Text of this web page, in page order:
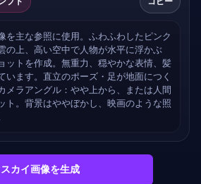
を主な参照に使用。ふわふわしたピンク
の上、高い空中で人物が水平に浮かぶ
ットを作成。無重力、穏やかな表情、髪
います。直立のポーズ・足が地面につく
メラアングル：やや上から、または人間
ト。背景はややぼかし、映画のような照
カイ画像を生成